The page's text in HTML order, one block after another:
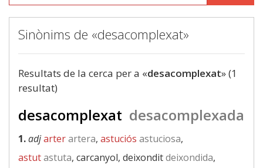
Sinònims de «desacomplexat»
Resultats de la cerca per a «desacomplexat» (1
resultat)
desacomplexat desacomplexada
1.adjarterartera, astuciós astuciosa,
astutastuta, carcanyol, deixonditdeixondida,